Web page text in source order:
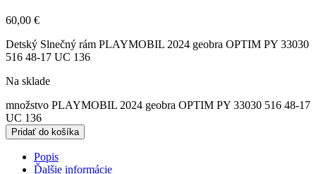
60,00 €
Detský Slnečný rám PLAYMOBIL 2024 geobra OPTIM PY 33030
516 48-17 UC 136
Na sklade
množstvo PLAYMOBIL 2024 geobra OPTIM PY 33030 516 48-17
UC 136
Pridať do košíka
Popis
Ďalšie informácie